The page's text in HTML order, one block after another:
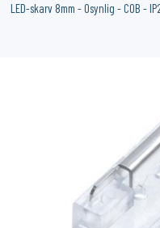
LED-skarv 8mm - Osynlig - COB -